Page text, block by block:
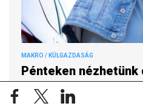
MAKRO / KÜLGAZDASÁG
Pénteken
a tankolásnál
PRIVÁTBANKÁR.HU | 2026. AUGUSZTUS 6.